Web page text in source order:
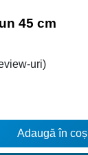
45 cm
uri)
Adaugă în coș